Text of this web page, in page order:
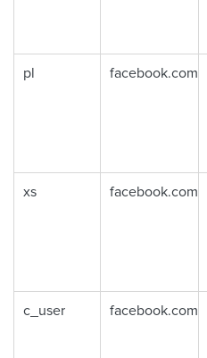
pl facebook.com
xs facebook.com
c_user facebook.com